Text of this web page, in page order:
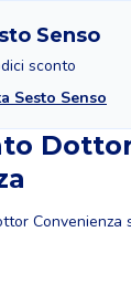
Senso
sconto
Sesto Senso
Convenienza